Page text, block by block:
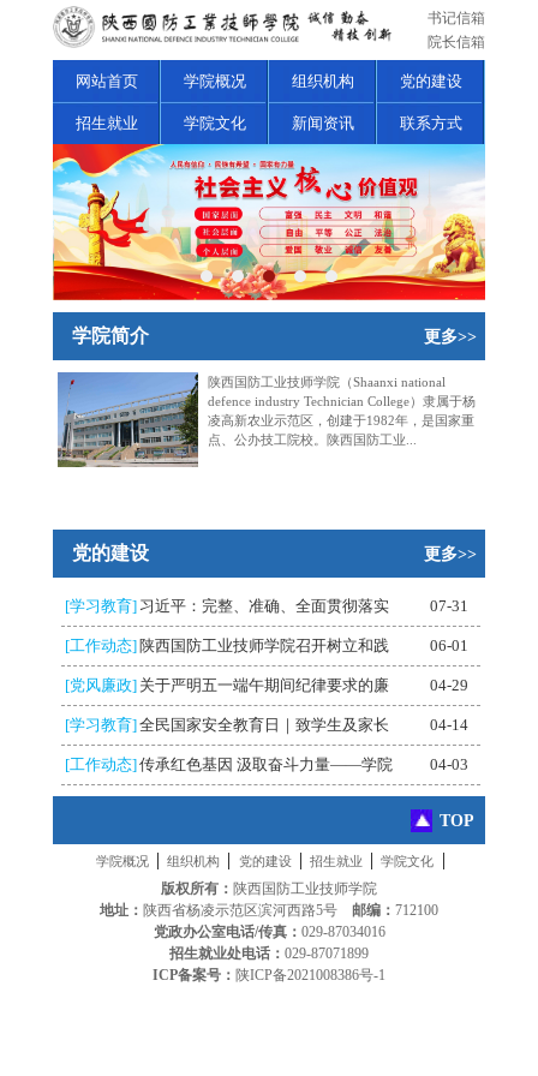
书记信箱
院长信箱
网站首页 学院概况 组织机构 党的建设
招生就业 学院文化 新闻资讯 联系方式
学院简介 更多>>
陕西国防工业技师学院（Shaanxi national
defence industry Technician College）隶属于杨
凌高新农业示范区，创建于1982年，是国家重
点、公办技工院校。陕西国防工业...
党的建设 更多>>
[学习教育] 习近平：完整、准确、全面贯彻落实 07-31
[工作动态] 陕西国防工业技师学院召开树立和践 06-01
[党风廉政] 关于严明五一端午期间纪律要求的廉 04-29
[学习教育]全民国家安全教育日｜致学生及家长 04-14
[工作动态]传承红色基因 汲取奋斗力量——学院 04-03
TOP
学院概况 | 组织机构 | 党的建设 | 招生就业 | 学院文化 |
版权所有： 陕西国防工业技师学院
地址： 陕西省杨凌示范区滨河西路5号 邮编： 712100
党政办公室电话/传真： 029-87034016
招生就业处电话： 029-87071899
ICP备案号： 陕ICP备2021008386号-1